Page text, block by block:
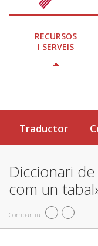
RECURSOS
I SERVEIS
Traductor
Diccionari
com un
Compartiu